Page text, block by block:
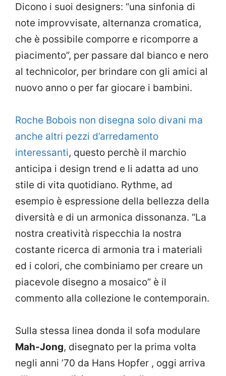
Dicono i suoi designers: “una sinfonia di
note improvvisate, alternanza cromatica,
che è possibile comporre e ricomporre a
piacimento”, per passare dal bianco e nero
al technicolor, per brindare con gli amici al
nuovo anno o per far giocare i bambini.
Roche Bobois non disegna solo divani ma
anche altri pezzi d’arredamento
interessanti, questo perchè il marchio
anticipa i design trend e li adatta ad uno
stile di vita quotidiano. Rythme, ad
esempio è espressione della bellezza della
diversità e di un armonica dissonanza. “La
nostra creatività rispecchia la nostra
costante ricerca di armonia tra i materiali
ed i colori, che combiniamo per creare un
piacevole disegno a mosaico” è il
commento alla collezione le contemporain.
Sulla stessa linea donda il sofa modulare
Mah-Jong, disegnato per la prima volta
negli anni ’70 da Hans Hopfer , oggi arriva